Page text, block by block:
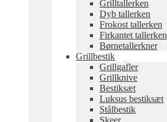
Grilltallerken
Dyb tallerken
Frokost tallerken
Firkantet tallerken
Børnetallerkner
Grillbestik
Grillgafler
Grillknive
Bestiksæt
Luksus bestiksæt
Stålbestik
Skeer